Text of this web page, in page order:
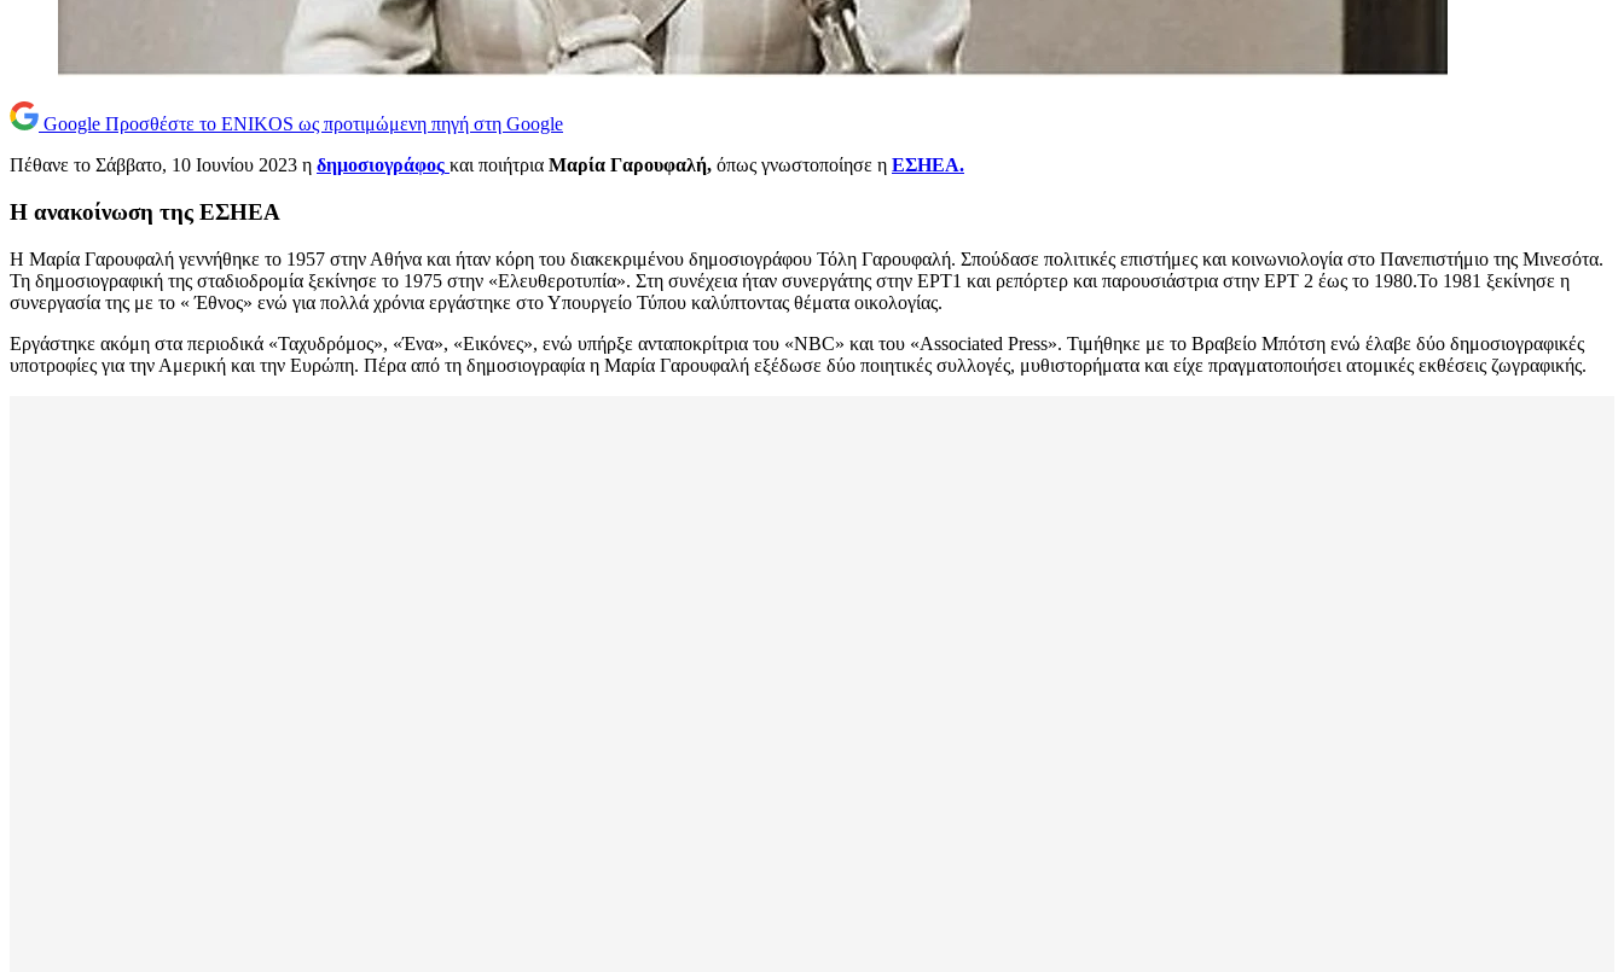
Google Προσθέστε το ENIKOS ως προτιμώμενη πηγή στη Google
Πέθανε το Σάββατο, 10 Ιουνίου 2023 η δημοσιογράφος και ποιήτρια Μαρία Γαρουφαλή, όπως γνωστοποίησε η ΕΣΗΕΑ.
Η ανακοίνωση της ΕΣΗΕΑ
Η Μαρία Γαρουφαλή γεννήθηκε το 1957 στην Αθήνα και ήταν κόρη του διακεκριμένου δημοσιογράφου Τόλη Γαρουφαλή. Σπούδασε πολιτικές επιστήμες και κοινωνιολογία στο Πανεπιστήμιο της Μινεσότα.
Τη δημοσιογραφική της σταδιοδρομία ξεκίνησε το 1975 στην «Ελευθεροτυπία». Στη συνέχεια ήταν συνεργάτης στην ΕΡΤ1 και ρεπόρτερ και παρουσιάστρια στην ΕΡΤ 2 έως το 1980.Το 1981 ξεκίνησε η
συνεργασία της με το « Έθνος» ενώ για πολλά χρόνια εργάστηκε στο Υπουργείο Τύπου καλύπτοντας θέματα οικολογίας.
Εργάστηκε ακόμη στα περιοδικά «Ταχυδρόμος», «Ένα», «Εικόνες», ενώ υπήρξε ανταποκρίτρια του «NBC» και του «Associated Press». Τιμήθηκε με το Βραβείο Μπότση ενώ έλαβε δύο δημοσιογραφικές
υποτροφίες για την Αμερική και την Ευρώπη. Πέρα από τη δημοσιογραφία η Μαρία Γαρουφαλή εξέδωσε δύο ποιητικές συλλογές, μυθιστορήματα και είχε πραγματοποιήσει ατομικές εκθέσεις ζωγραφικής.